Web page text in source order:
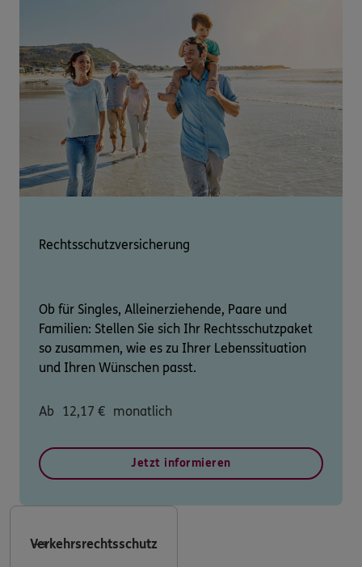
Rechtsschutzversicherung
Ob für Singles, Alleinerziehende, Paare und
Familien: Stellen Sie sich Ihr Rechtsschutzpaket
so zusammen, wie es zu Ihrer Lebenssituation
und Ihren Wünschen passt.
Ab 12,17 € monatlich
Jetzt informieren
Verkehrsrechtsschutz